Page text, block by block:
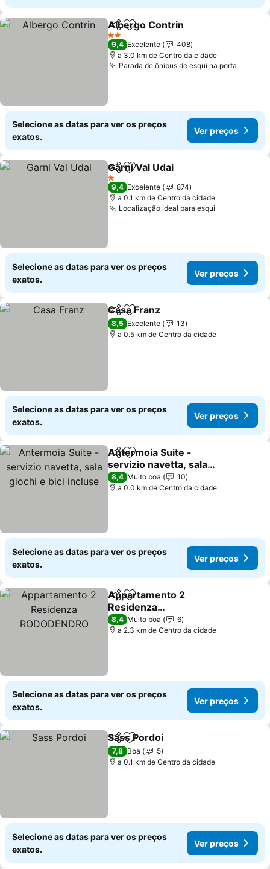
PartilharAdicionar aos favoritos
Albergo Contrin
2 Estrelas
9,4 Excelente
408
a 3.0 km de Centro da cidade
Parada de ônibus de esqui na porta
Selecione as datas para ver os preços
exatos.
Ver preços
PartilharAdicionar aos favoritos
Garni Val Udai
1 Estrelas
9,4 Excelente
874
a 0.1 km de Centro da cidade
Localização ideal para esqui
Selecione as datas para ver os preços
exatos.
Ver preços
PartilharAdicionar aos favoritos
Casa Franz
8,5 Excelente
13
a 0.5 km de Centro da cidade
Selecione as datas para ver os preços
exatos.
Ver preços
PartilharAdicionar aos favoritos
Antermoia Suite -
servizio navetta, sala
giochi e bici incluse
Ver preços
8,4 Muito boa
10
a 0.0 km de Centro da cidade
Selecione as datas para ver os preços
exatos.
Ver preços
PartilharAdicionar aos favoritos
Appartamento 2
Residenza
RODODENDRO
Ver preços
8,4 Muito boa
6
a 2.3 km de Centro da cidade
Selecione as datas para ver os preços
exatos.
Ver preços
PartilharAdicionar aos favoritos
Sass Pordoi
7,8 Boa
5
a 0.1 km de Centro da cidade
Selecione as datas para ver os preços
exatos.
Ver preços